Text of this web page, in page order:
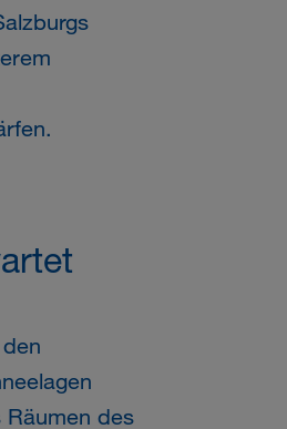
Räumen des